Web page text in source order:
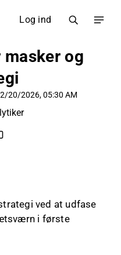
Log ind
og
20/2026, 05:30 AM
ved at udfase
i første
på